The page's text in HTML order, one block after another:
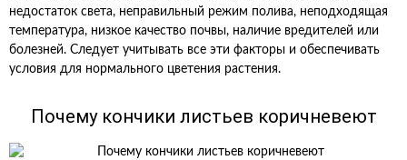
недостаток света, неправильный режим полива, неподходящая
температура, низкое качество почвы, наличие вредителей или
болезней. Следует учитывать все эти факторы и обеспечивать
условия для нормального цветения растения.
Почему кончики листьев коричневеют